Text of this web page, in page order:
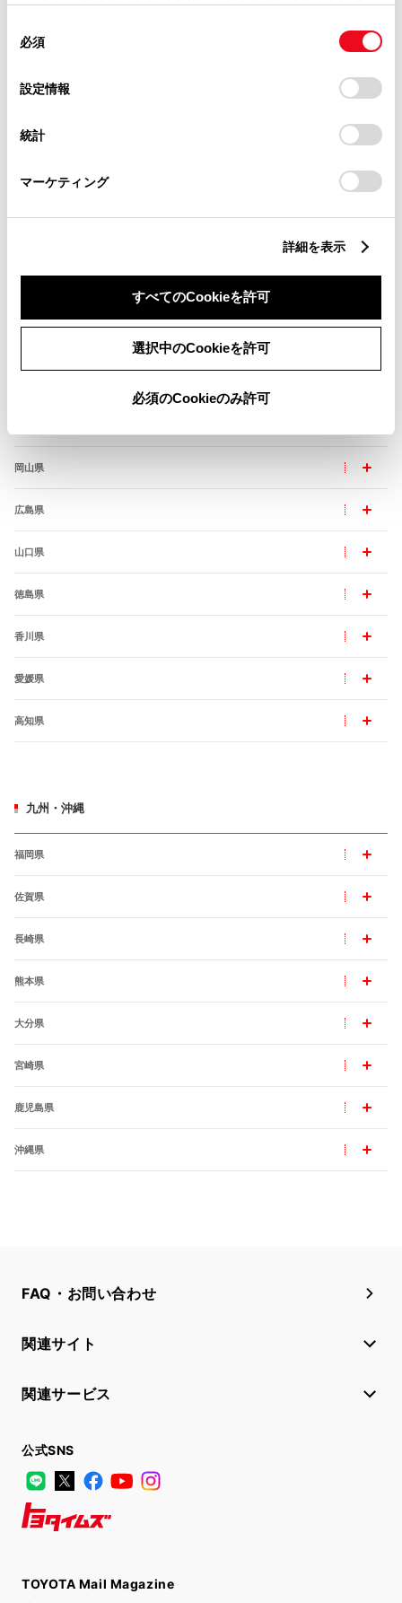
使用することがあります。当ウェブサイトの使用を続行する
デバイスにすべてのCookie(クッキー)が保存されることに同
意したことになります。Cookie(クッキー)のオプトアウト、
設定の変更、同意を撤回したりするにあたっては、当社の
「Cookie（クッキー）情報の取り扱いについて
」をご覧くだ
必須
設定情報
統計
マーケティング
詳細を表示
すべてのCookieを許可
選択中のCookieを許可
必須のCookieのみ許可
滋賀県
京都府
岡山県
広島県
山口県
徳島県
香川県
愛媛県
高知県
九州・沖縄
福岡県
佐賀県
長崎県
熊本県
大分県
宮崎県
鹿児島県
沖縄県
FAQ・お問い合わせ
関連サイト
関連サービス
公式SNS
LINE
X FacebookYouTube
TOYOTA Mail Magazine